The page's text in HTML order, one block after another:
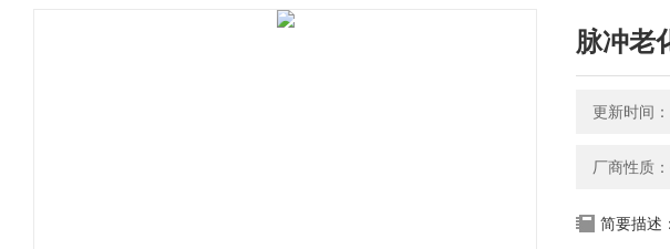
脉冲老
更新时间
厂商性质
简要描述：